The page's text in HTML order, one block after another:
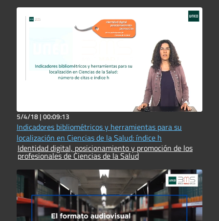
5/4/18 |00:09:13
Indicadores bibliométricos y herramientas para su
localización en Ciencias de la Salud: índice h
Identidad digital, posicionamiento y promoción de los
profesionales de Ciencias de la Salud